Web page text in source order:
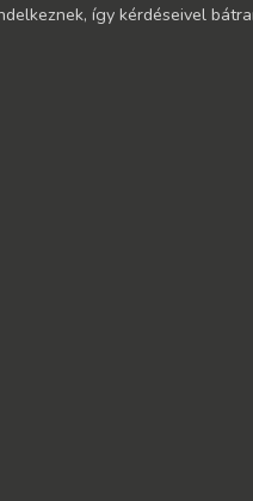
így kérdéseivel